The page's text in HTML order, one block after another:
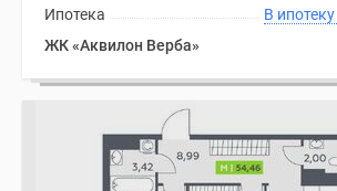
Ипотека
ЖК «Аквилон Верба»